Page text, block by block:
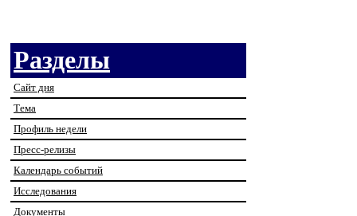
Разделы
Сайт дня
Тема
Профиль недели
Пресс-релизы
Календарь событий
Исследования
Документы